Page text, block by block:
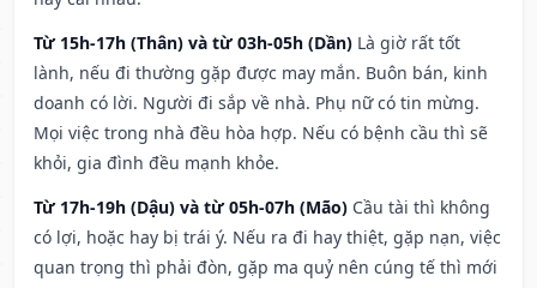
Từ 15h-17h (Thân) và từ 03h-05h (Dần) Là giờ rất tốt
lành, nếu đi thường gặp được may mắn. Buôn bán, kinh
doanh có lời. Người đi sắp về nhà. Phụ nữ có tin mừng.
Mọi việc trong nhà đều hòa hợp. Nếu có bệnh cầu thì sẽ
khỏi, gia đình đều mạnh khỏe.
Từ 17h-19h (Dậu) và từ 05h-07h (Mão) Cầu tài thì không
có lợi, hoặc hay bị trái ý. Nếu ra đi hay thiệt, gặp nạn, việc
quan trọng thì phải đòn, gặp ma quỷ nên cúng tế thì mới